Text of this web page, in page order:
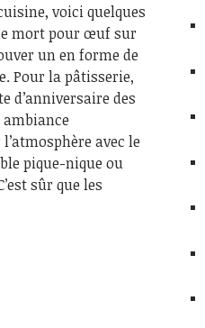
voici quelques
mort pour œuf sur
un en forme de
Pour la pâtisserie,
d’anniversaire des
avec le
pique-nique ou
sûr que les